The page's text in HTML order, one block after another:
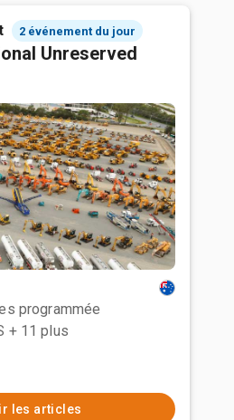
2 événement du jour
Unreserved
programmée
+ 11 plus
les articles